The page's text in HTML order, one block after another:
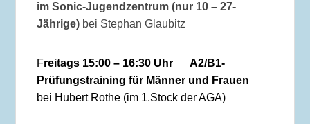
im Sonic-Jugendzentrum (nur 10 – 27-
Jährige) bei Stephan Glaubitz
Freitags 15:00 – 16:30 Uhr
A2/B1-
Prüfungstraining für Männer und Frauen
bei Hubert Rothe (im 1.Stock der AGA)